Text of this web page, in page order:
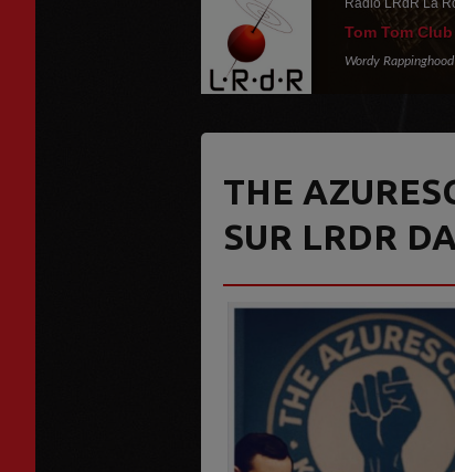
Radio LRdR La
Tom Tom Club
Wordy Rappinghood
THE
SUR LRDR